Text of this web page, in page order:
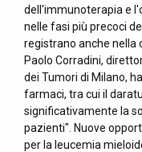
dell'immunoterapia e
nelle fasi più precoci
registrano anche nella
Paolo Corradini,
dei Tumori di Milano,
farmaci, tra cui il
significativamente la
pazienti". Nuove
per la leucemia